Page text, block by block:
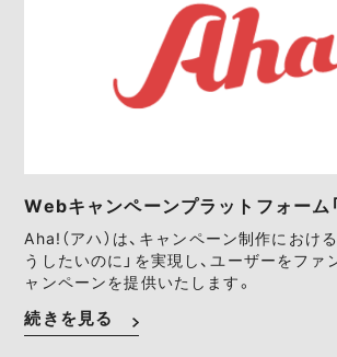
Webキャンペーンプラットフォーム
Aha!（アハ）は、キャンペーン制作におけ
うしたいのに」を実現し、ユーザーをファ
ャンペーンを提供いたします。
続きを見る